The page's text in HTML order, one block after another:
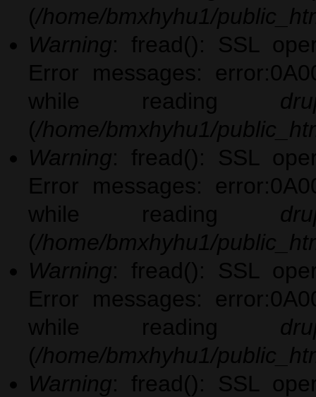
(/home/bmxhyhu1/
Warning: fread(): SSL
Error messages:
while reading
(/home/bmxhyhu1/
Warning: fread(): SSL
Error messages:
while reading
(/home/bmxhyhu1/
Warning: fread(): SSL
Error messages:
while reading
(/home/bmxhyhu1/
Warning: fread(): SSL